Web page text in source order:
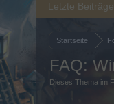
Startseite
FAQ:
Dieses Thema im
Letzte Beiträge